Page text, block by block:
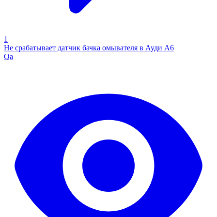
1
Не срабатывает датчик бачка омывателя в Ауди А6
Qa